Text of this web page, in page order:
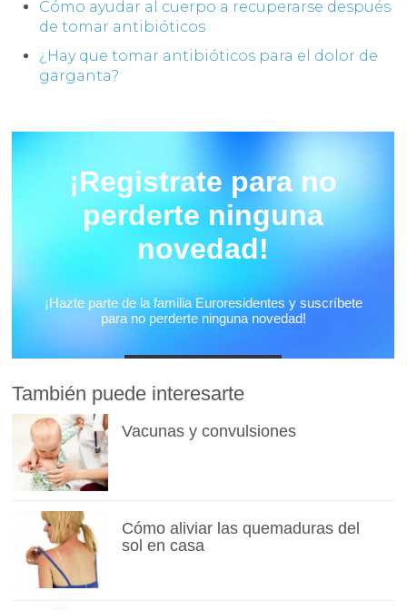
Cómo ayudar al cuerpo a recuperarse después
de tomar antibióticos
¿Hay que tomar antibióticos para el dolor de
garganta?
También puede interesarte
Vacunas y convulsiones
Cómo aliviar las quemaduras del
sol en casa